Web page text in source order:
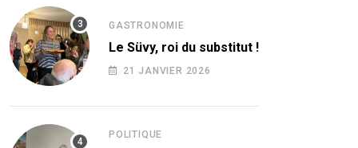
GASTRONOMIE
Le Süvy, roi du substitut !
21 JANVIER 2026
POLITIQUE